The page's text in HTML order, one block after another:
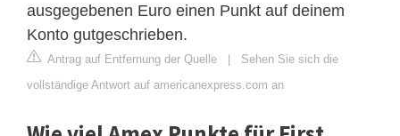
ausgegebenen Euro einen Punkt auf deinem
Konto gutgeschrieben.
Antrag auf Entfernung der Quelle | Sehen Sie sich die
vollständige Antwort auf americanexpress.com an